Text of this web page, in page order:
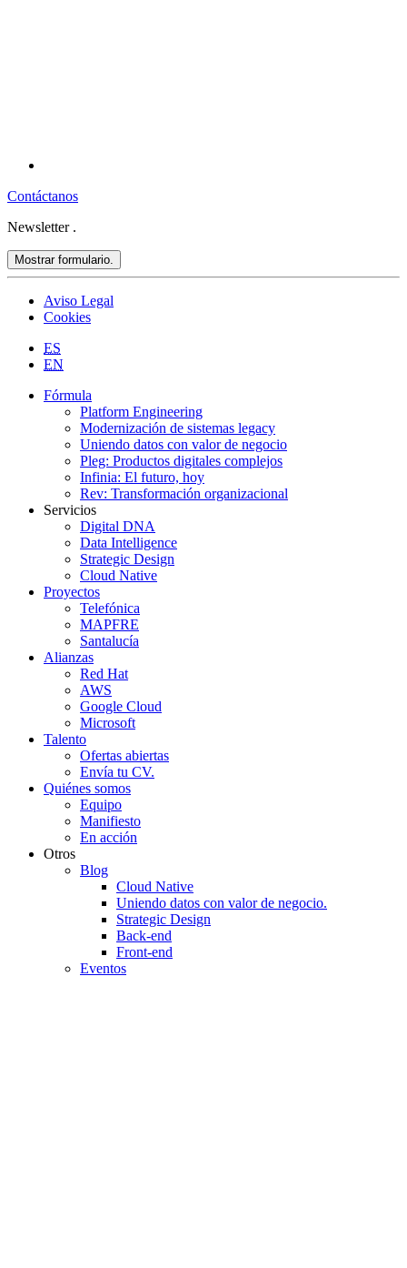
Contáctanos
Newsletter .
Mostrar formulario.
Aviso Legal
Cookies
ES
EN
Fórmula
Platform Engineering
Modernización de sistemas legacy
Uniendo datos con valor de negocio
Pleg: Productos digitales complejos
Infinia: El futuro, hoy
Rev: Transformación organizacional
Servicios
Digital DNA
Data Intelligence
Strategic Design
Cloud Native
Proyectos
Telefónica
MAPFRE
Santalucía
Alianzas
Red Hat
AWS
Google Cloud
Microsoft
Talento
Ofertas abiertas
Envía tu CV.
Quiénes somos
Equipo
Manifiesto
En acción
Otros
Blog
Cloud Native
Uniendo datos con valor de negocio.
Strategic Design
Back-end
Front-end
Eventos